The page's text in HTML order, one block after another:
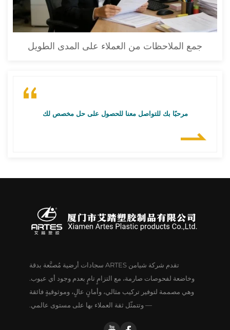
جمع الملاحظات من العملاء على المدى الطويل
مرحبًا بك للتواصل معنا للحصول على حل مخصص لك
تقدم شركة شيامن ARTES سجادات أرضية مُصنَّعة بدقة
وخاضعة لفحوصات صارمة، مع التزامٍ تامٍ بعدم وجود أي عيوب.
وهي مصممة لتوفير تركيب مثالي، وأمانٍ عالٍ، وموثوقيةٍ فائقة
— وتتمثّل ثقة العملاء بها على مستوى عالمي.